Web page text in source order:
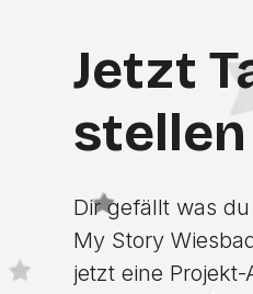
Jetzt
stellen
Dir gefällt was
My Story
jetzt eine Projekt-